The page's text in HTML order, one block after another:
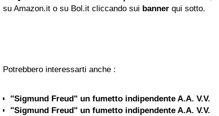
su Amazon.it o su Bol.it cliccando sui banner qui sotto.
Potrebbero interessarti anche :
"Sigmund Freud" un fumetto indipendente A.A. V.V.
"Sigmund Freud" un fumetto indipendente A.A. V.V.